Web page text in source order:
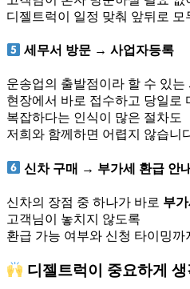
디젤트럭이 일정 맞춰 앞뒤로 모
세무서 방문 → 사업자등록
운송업의 출발점이라 할 수 있는
현장에서 바로 접수하고 당일로
복잡하다는 인식이 많은 절차도
저희와 함께하면 어렵지 않습니
신차 구매 → 부가세 환급 안내
신차의 장점 중 하나가 바로 부
고객님이 놓치지 않도록
환급 가능 여부와 신청 타이밍
디젤트럭이 중요하게